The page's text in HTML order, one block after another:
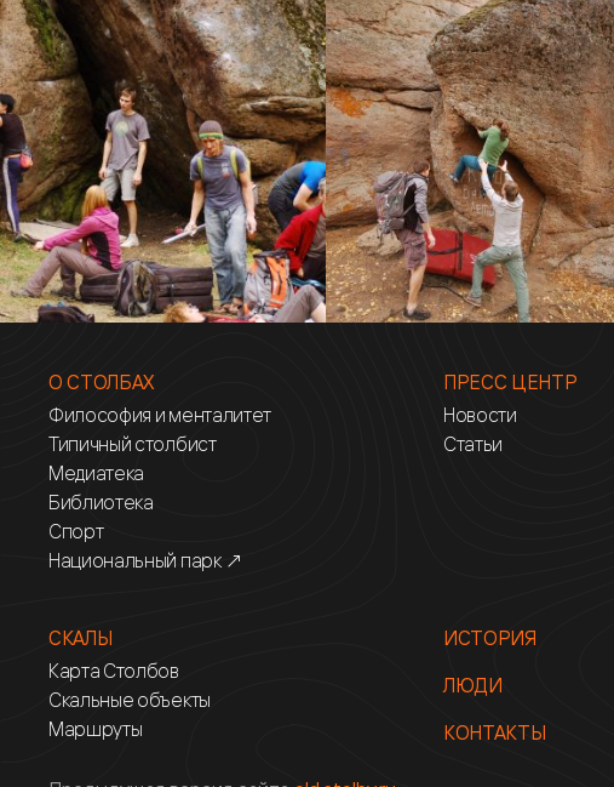
О СТОЛБАХ
Философия и менталитет
Типичный столбист
Медиатека
Библиотека
Спорт
Национальный парк ↗
ПРЕСС ЦЕНТР
Новости
Статьи
СКАЛЫ
Карта Столбов
Скальные объекты
Маршруты
ИСТОРИЯ
ЛЮДИ
КОНТАКТЫ